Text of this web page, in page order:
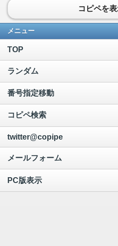
コピペを
メニュー
TOP
ランダム
番号指定移動
コピペ検索
twitter@copipe
メールフォーム
PC版表示